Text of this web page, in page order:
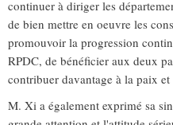
continuer à diriger les
de bien mettre en oeuvre les
promouvoir la progression
RPDC, de bénéficier aux deux
contribuer davantage à la paix
M. Xi a également exprimé sa